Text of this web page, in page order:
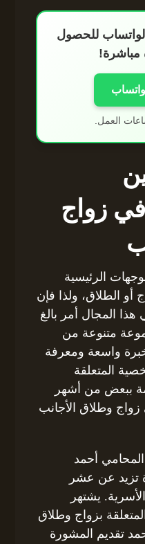
للحصول
العمل.
زواج
الرئيسية
أو الطلاق، ولذا فإن
المجال أمر بالغ
متنوعة من
واسعة ومعرفة
المتعلقة
ببعض من أشهر
وطلاق الأجانب
المحامي أحمد
تزيد عن عشر
يشتهر
بزواج وطلاق
تقديم المشورة